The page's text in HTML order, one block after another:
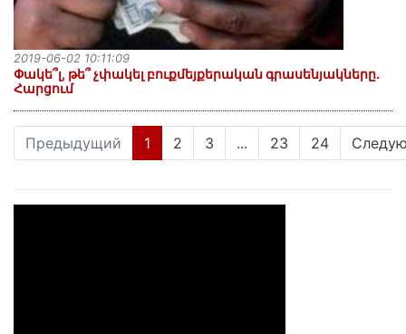
Փակե՞լ, թե՞ չփակել բուքմեյքերական գրասենյակները.
Հարցում
2019-06-02 10:11:09
Предыдущий 1 (current)
2 3 ... 23 24